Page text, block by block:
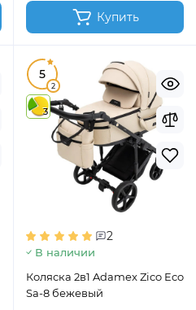
Купить
5
2
3
2
В наличии
Коляска 2в1 Adamex Zico Eco
Sa-8 бежевый